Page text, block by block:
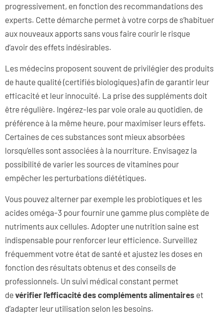
progressivement, en fonction des recommandations des
experts. Cette démarche permet à votre corps de s’habituer
aux nouveaux apports sans vous faire courir le risque
d’avoir des effets indésirables.
Les médecins proposent souvent de privilégier des produits
de haute qualité (certifiés biologiques) afin de garantir leur
efficacité et leur innocuité. La prise des suppléments doit
être régulière. Ingérez-les par voie orale au quotidien, de
préférence à la même heure, pour maximiser leurs effets.
Certaines de ces substances sont mieux absorbées
lorsqu’elles sont associées à la nourriture. Envisagez la
possibilité de varier les sources de vitamines pour
empêcher les perturbations diététiques.
Vous pouvez alterner par exemple les probiotiques et les
acides oméga-3 pour fournir une gamme plus complète de
nutriments aux cellules. Adopter une nutrition saine est
indispensable pour renforcer leur efficience. Surveillez
fréquemment votre état de santé et ajustez les doses en
fonction des résultats obtenus et des conseils de
professionnels. Un suivi médical constant permet
de vérifier l’efficacité des compléments alimentaires et
d’adapter leur utilisation selon les besoins.